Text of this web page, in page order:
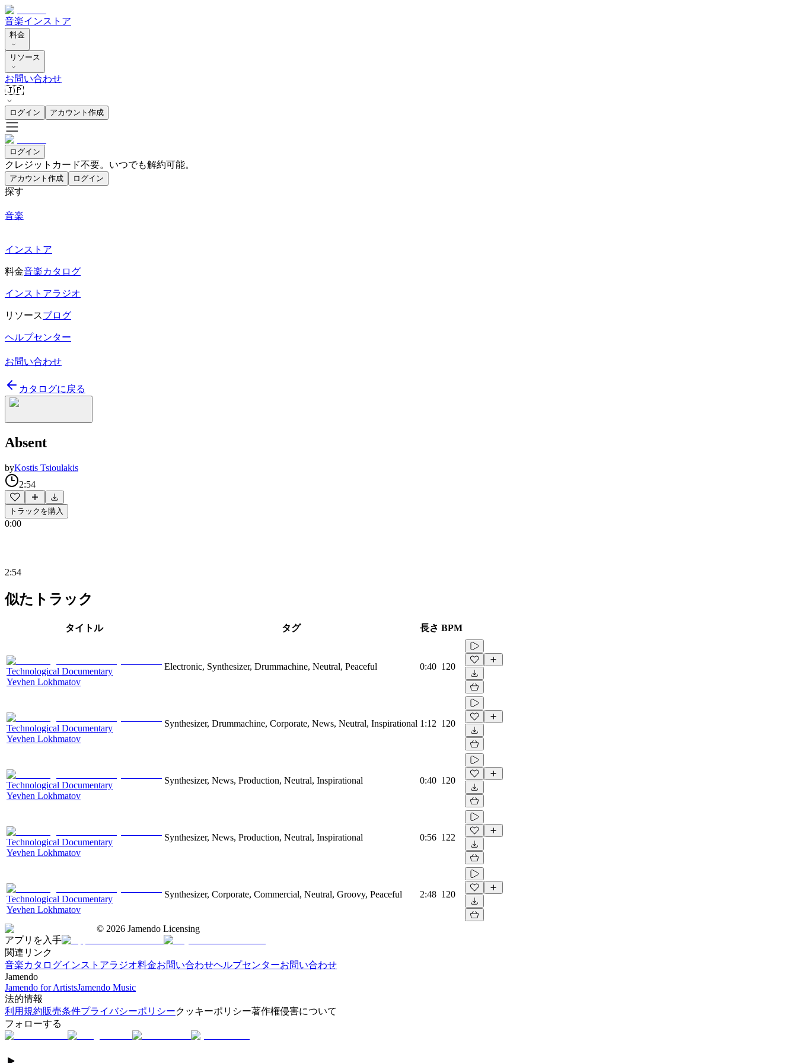
音楽インストア
料金
リソース
お問い合わせ
🇯🇵
ログイン アカウント作成
ログイン
クレジットカード不要。いつでも解約可能。
アカウント作成 ログイン
探す
音楽
インストア
料金音楽カタログ
インストアラジオ
リソースブログ
ヘルプセンター
お問い合わせ
カタログに戻る
Absent
byKostis Tsioulakis
2:54
トラックを購入
0:00
2:54
似たトラック
タイトル タグ 長さ BPM
Technological Documentary
Yevhen Lokhmatov
Electronic, Synthesizer, Drummachine, Neutral, Peaceful 0:40 120
Technological Documentary
Yevhen Lokhmatov
Synthesizer, Drummachine, Corporate, News, Neutral, Inspirational 1:12 120
Technological Documentary
Yevhen Lokhmatov
Synthesizer, News, Production, Neutral, Inspirational 0:40 120
Technological Documentary
Yevhen Lokhmatov
Synthesizer, News, Production, Neutral, Inspirational 0:56 122
Technological Documentary
Yevhen Lokhmatov
Synthesizer, Corporate, Commercial, Neutral, Groovy, Peaceful 2:48 120
© 2026 Jamendo Licensing
アプリを入手
関連リンク
音楽カタログインストアラジオ料金お問い合わせヘルプセンターお問い合わせ
Jamendo
Jamendo for ArtistsJamendo Music
法的情報
利用規約販売条件プライバシーポリシークッキーポリシー著作権侵害について
フォローする